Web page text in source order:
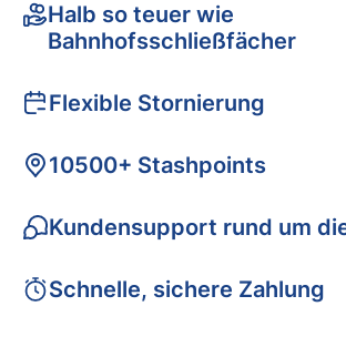
Halb so teuer wie
Bahnhofsschließfächer
Flexible Stornierung
10500+ Stashpoints
Kundensupport rund um
Schnelle, sichere Zahlung